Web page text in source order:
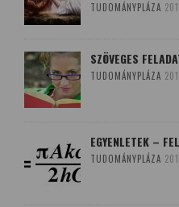
TUDOMÁNYPLÁZA
SZÖVEGES
TUDOMÁNYPLÁZA
EGYENLETEK –
TUDOMÁNYPLÁZA